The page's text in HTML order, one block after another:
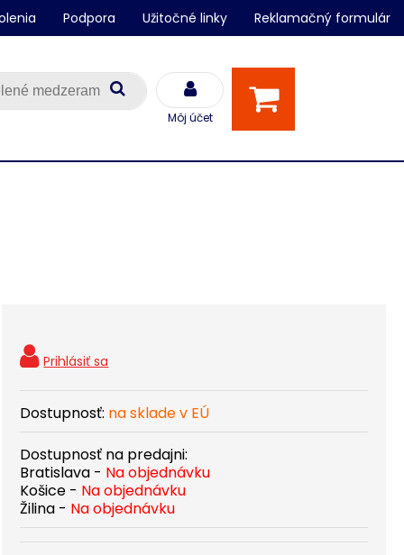
Môj účet
Podpora Užitočné linky Reklamačný formulár
Dostupnosť: na sklade v EÚ
Dostupnosť na predajni:
Bratislava - Na objednávku
Košice - Na objednávku
Žilina - Na objednávku